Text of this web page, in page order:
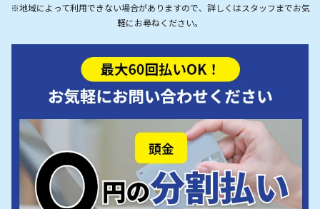
※地域によって利用できない場合がありますので、詳しくはスタッフまでお気
軽にお尋ねください。